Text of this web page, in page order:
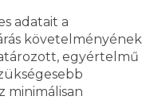
adatait a
követelményének
egyértelmű
minimálisan